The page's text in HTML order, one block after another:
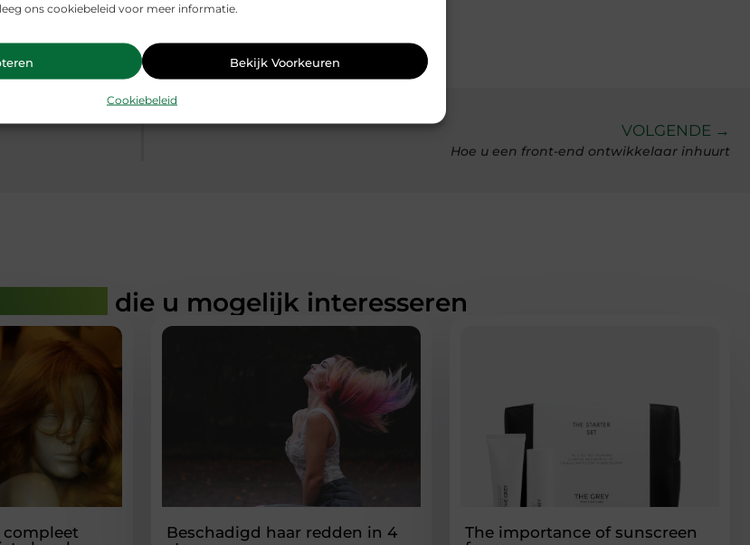
ons cookiebeleid voor meer informatie.
Bekijk Voorkeuren
Cookiebeleid
VOLGENDE →
Hoe u een front-end ontwikkelaar inhuurt
die u mogelijk interesseren
compleet
Beschadigd haar redden in 4
The importance of sunscreen